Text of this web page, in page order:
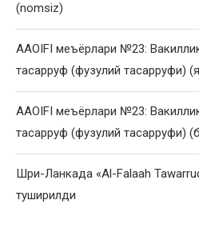
(nomsiz)
AAOIFI меъёрлари №23:
тасарруф (фузулий тасарруфи)
AAOIFI меъёрлари №23:
тасарруф (фузулий тасарруфи)
Шри-Ланкада «Al-Falaah
туширилди